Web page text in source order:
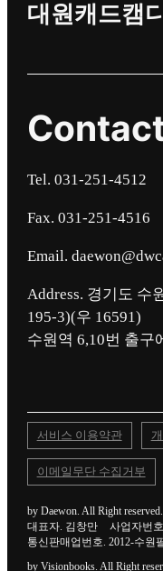
대원캐드캠
Tel. 031-251-4512
Fax. 031-251-4516
Email.
Address. 경기도 수
195-3)(우 16591)
서비스 이용약관
이메일무단 수집거부
by Daewon. All Right reserved.
대표자. 김창만
사업자번
통신판매업번호. 2012-수원
by Visionbooks. All Right